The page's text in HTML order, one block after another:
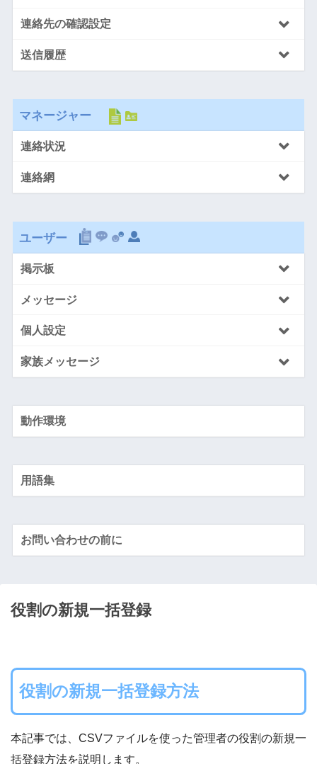
連絡先の確認設定
送信履歴
マネージャー
連絡状況
連絡網
ユーザー
掲示板
メッセージ
個人設定
家族メッセージ
動作環境
用語集
お問い合わせの前に
役割の新規一括登録
役割の新規一括登録方法
本記事では、CSVファイルを使った管理者の役割の新規一
括登録方法を説明します。